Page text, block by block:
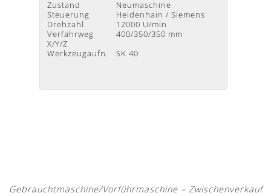
Zustand
Neumaschine
Steuerung
Heidenhain / Siemens
Drehzahl
12000 U/min
Verfahrweg
X/Y/Z
400/350/350 mm
Werkzeugaufn.
SK 40
Gebrauchtmaschine/Vorführmaschine – Zwischenverkauf